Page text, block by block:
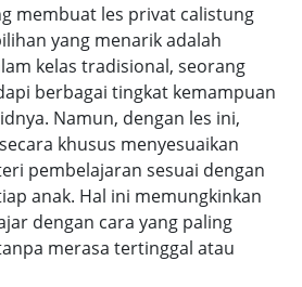
membuat les privat calistung
yang menarik adalah
kelas tradisional, seorang
berbagai tingkat kemampuan
Namun, dengan les ini,
khusus menyesuaikan
pembelajaran sesuai dengan
anak. Hal ini memungkinkan
dengan cara yang paling
merasa tertinggal atau